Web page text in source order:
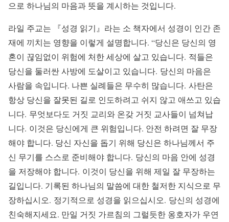
으로 하나님의 마음과 뜻을 계시하는 것입니다.
라일 주교는 『성경 읽기』라는 소 책자에서 성경이 인간 존
재에 끼치는 영향을 이렇게 설명합니다. “당신은 당신의 영
혼이 끊임없이 위험에 처한 세상에 살고 있습니다. 적들은
당신을 둘러싼 사방에 도살이고 있습니다. 당신의 마음은
사람을 속입니다. 나쁜 실례들은 무수히 많습니다. 사탄은
항상 당신을 잘못된 길로 인도하려고 쉬지 않고 애쓰고 있습
니다. 무엇보다도 거짓 교리와 온갖 거짓 교사들이 넘쳐납
니다. 이것은 당신에게 큰 위험입니다. 안전 하려면 잘 무장
해야 합니다. 당신 자신을 돕기 위해 당신은 하나님께서 주
신 무기를 스스로 준비해야 합니다. 당신의 마음 안에 성경
을 저장해야 합니다. 이것이 당신을 위해 제일 잘 무장하는
길입니다. 기록된 하나님의 말씀에 대한 철저한 지식으로 무
장하십시오. 정기적으로 성경을 읽으십시오. 당신의 성경에
친숙해지세요. 만일 거짓 가르침의 그럴듯한 옹호자가 우연